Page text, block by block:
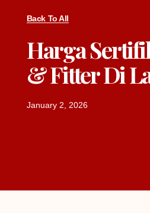
Back To All
Harga
& Fitter Di
January 2, 2026